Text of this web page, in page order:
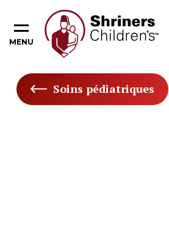
MENU
Soins pédiatriques